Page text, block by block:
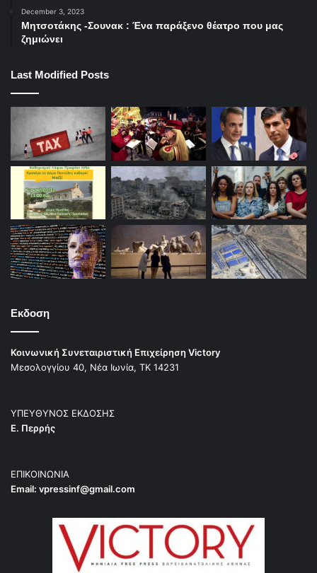
December 3, 2023
Μητσοτάκης -Σουνακ : Ένα παράξενο θέατρο που μας
ζημιώνει
Last Modified Posts
Εκδοση
Κοινωνική Συνεταιριστική Επιχείρηση Victory
Μεσολογγίου 40, Νέα Ιωνία, ΤΚ 14231
ΥΠΕΥΘΥΝΟΣ ΕΚΔΟΣΗΣ
Ε. Περρής
ΕΠΙΚΟΙΝΩΝΙΑ
Email: vpressinf@gmail.com